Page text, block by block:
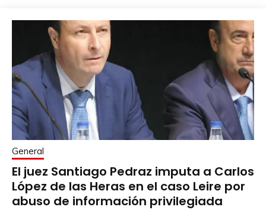
General
El juez Santiago Pedraz imputa a Carlos
López de las Heras en el caso Leire por
abuso de información privilegiada